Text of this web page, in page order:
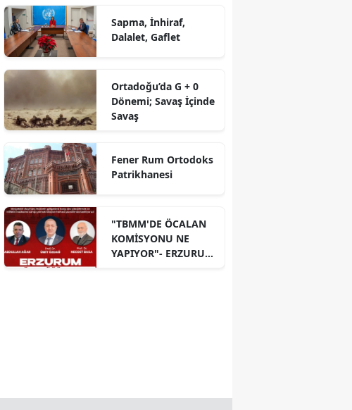
Sapma, İnhiraf,
Dalalet, Gaflet
Ortadoğu’da G + 0
Dönemi; Savaş İçinde
Savaş
Fener Rum Ortodoks
Patrikhanesi
"TBMM'DE ÖCALAN
KOMİSYONU NE
YAPIYOR"- ERZURUM